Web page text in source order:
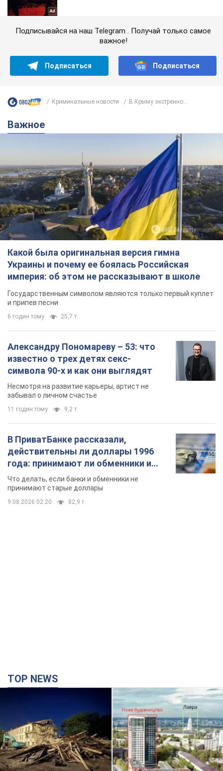
Подписывайся на наш Telegram . Получай только самое
важное!
Подписаться Подписаться
Криминальные новости В Крыму экстренно...
Важное
Какой была оригинальная версия гимна
Украины и почему ее боялась Российская
империя: об этом не рассказывают в школе
Государственным символом являются только первый куплет
и припев песни
6 годин тому 25,7 т.
Александру Пономареву – 53: что
известно о трех детях секс-
символа 90-х и как они выглядят
Несмотря на развитие карьеры, артист не
забывал о личном счастье
11 годин тому 9,2 т.
В ПриватБанке рассказали,
действительны ли доллары 1996
года: принимают ли обменники и
банки такие купюры
Что делать, если банки и обменники не
принимают старые доллары
9.08.2026 02:20 82,9 т.
TOP NEWS